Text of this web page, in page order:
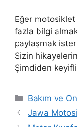
Eğer
fazla bilgi
paylaşmak
Sizin
Şimdiden
Kategoriler
Bakım ve
Jawa